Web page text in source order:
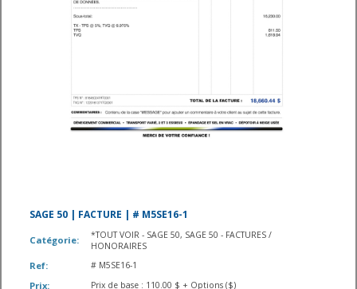
SAGE 50 | FACTURE | # M5SE16-1
Catégorie:
*TOUT VOIR - SAGE 50, SAGE 50 - FACTURES /
HONORAIRES
Ref: # M5SE16-1
Prix: Prix de base : 110.00 $ + Options ($)